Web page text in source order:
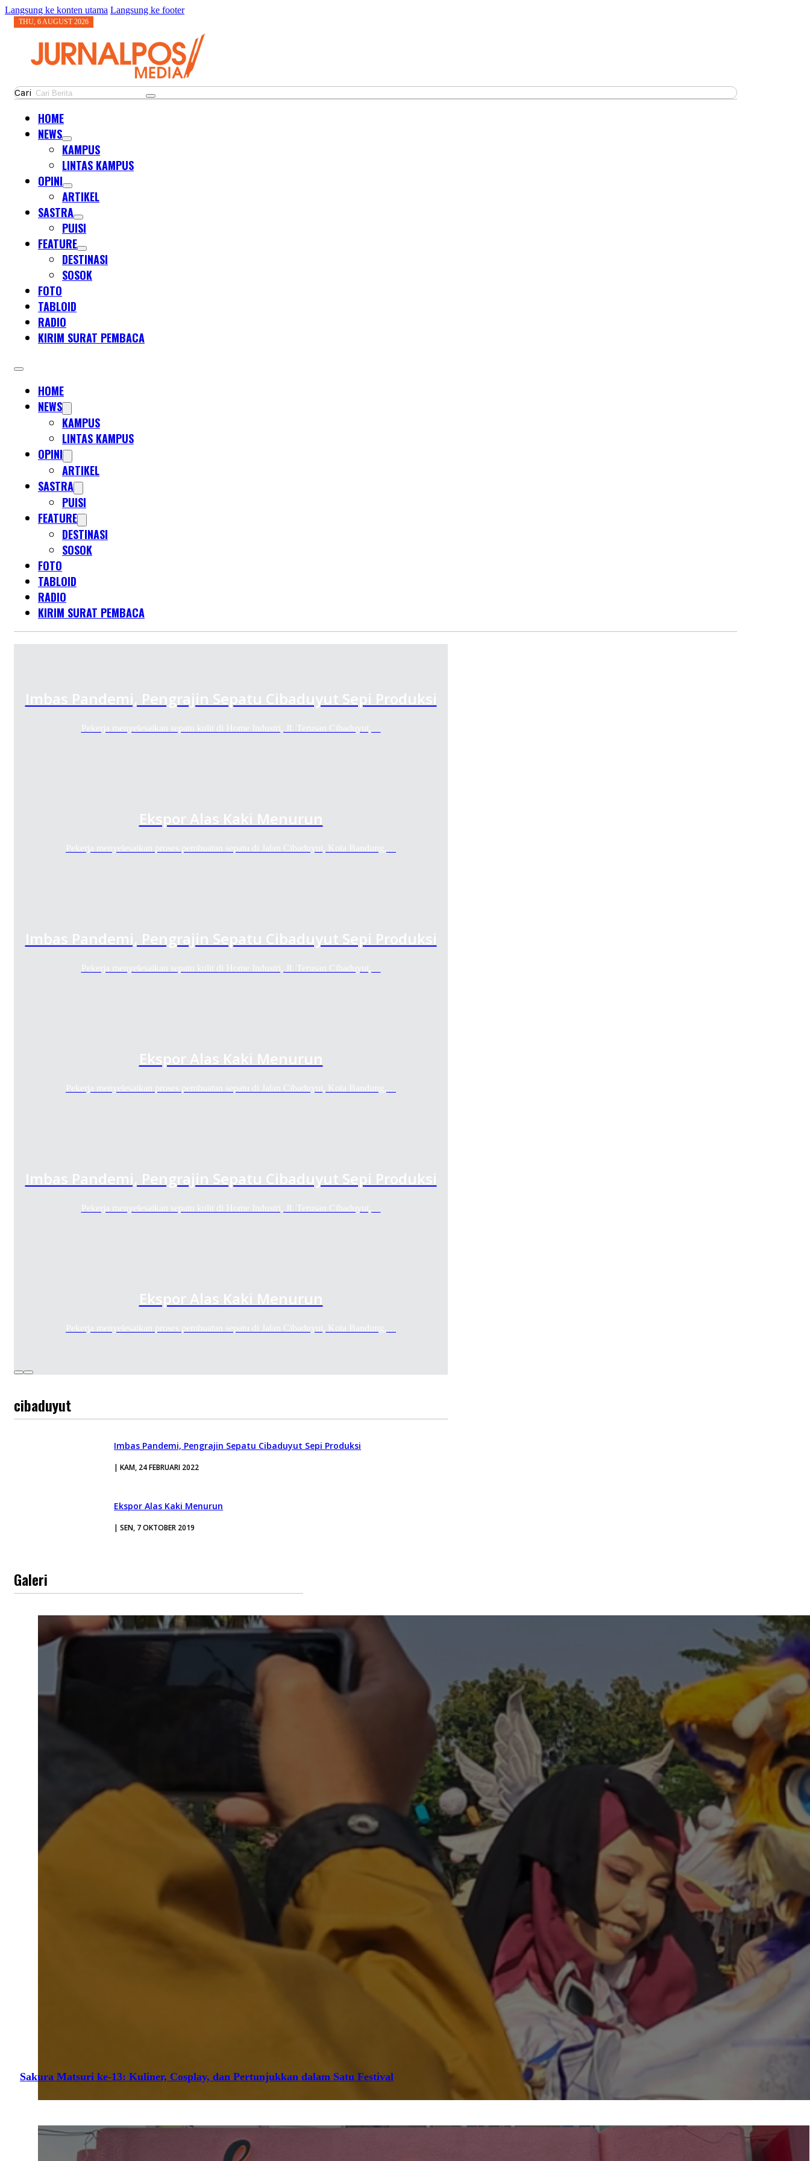
Langsung ke konten utama Langsung ke footer
THU, 6 AUGUST 2026
Cari
HOME
NEWS
KAMPUS
LINTAS KAMPUS
OPINI
ARTIKEL
SASTRA
PUISI
FEATURE
DESTINASI
SOSOK
FOTO
TABLOID
RADIO
KIRIM SURAT PEMBACA
HOME
NEWS
KAMPUS
LINTAS KAMPUS
OPINI
ARTIKEL
SASTRA
PUISI
FEATURE
DESTINASI
SOSOK
FOTO
TABLOID
RADIO
KIRIM SURAT PEMBACA
Imbas Pandemi, Pengrajin Sepatu Cibaduyut Sepi Produksi
Pekerja menyelesaikan sepatu kulit di Home Industri, Jl. Terusan Cibaduyut,…
Ekspor Alas Kaki Menurun
Pekerja menyelesaikan proses pembuatan sepatu di Jalan Cibaduyut, Kota Bandung,…
Imbas Pandemi, Pengrajin Sepatu Cibaduyut Sepi Produksi
Pekerja menyelesaikan sepatu kulit di Home Industri, Jl. Terusan Cibaduyut,…
Ekspor Alas Kaki Menurun
Pekerja menyelesaikan proses pembuatan sepatu di Jalan Cibaduyut, Kota Bandung,…
Imbas Pandemi, Pengrajin Sepatu Cibaduyut Sepi Produksi
Pekerja menyelesaikan sepatu kulit di Home Industri, Jl. Terusan Cibaduyut,…
Ekspor Alas Kaki Menurun
Pekerja menyelesaikan proses pembuatan sepatu di Jalan Cibaduyut, Kota Bandung,…
cibaduyut
Imbas Pandemi, Pengrajin Sepatu Cibaduyut Sepi Produksi
| KAM, 24 FEBRUARI 2022
Ekspor Alas Kaki Menurun
| SEN, 7 OKTOBER 2019
Galeri
Sakura Matsuri ke-13: Kuliner, Cosplay, dan Pertunjukkan dalam Satu Festival